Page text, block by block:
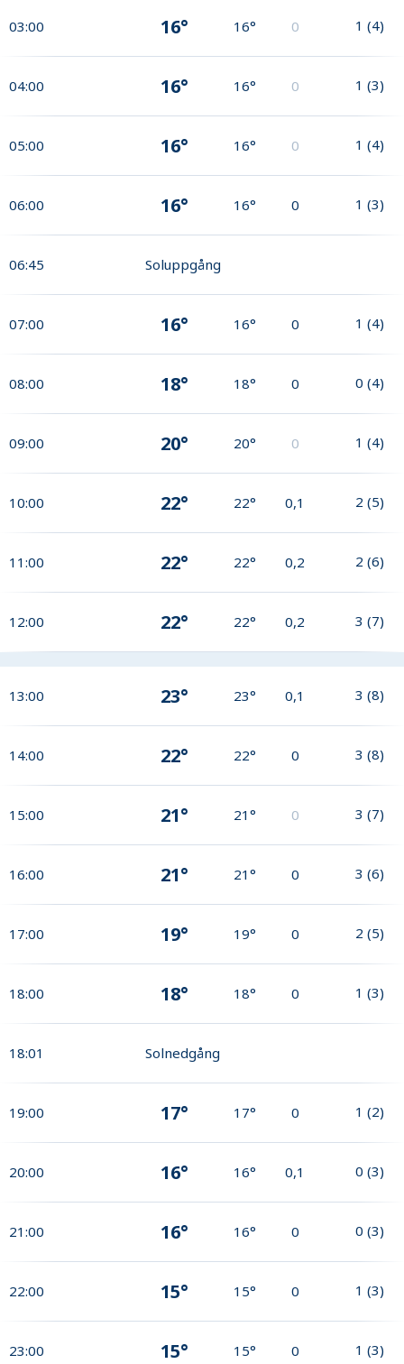
03:00 16° 16° 0 1 (4)
04:00 16° 16° 0 1 (3)
05:00 16° 16° 0 1 (4)
06:00 16° 16° 0 1 (3)
06:45 Soluppgång
07:00 16° 16° 0 1 (4)
08:00 18° 18° 0 0 (4)
09:00 20° 20° 0 1 (4)
10:00 22° 22° 0,1 2 (5)
11:00 22° 22° 0,2 2 (6)
12:00 22° 22° 0,2 3 (7)
13:00 23° 23° 0,1 3 (8)
14:00 22° 22° 0 3 (8)
15:00 21° 21° 0 3 (7)
16:00 21° 21° 0 3 (6)
17:00 19° 19° 0 2 (5)
18:00 18° 18° 0 1 (3)
18:01 Solnedgång
19:00 17° 17° 0 1 (2)
20:00 16° 16° 0,1 0 (3)
21:00 16° 16° 0 0 (3)
22:00 15° 15° 0 1 (3)
23:00 15° 15° 0 1 (3)